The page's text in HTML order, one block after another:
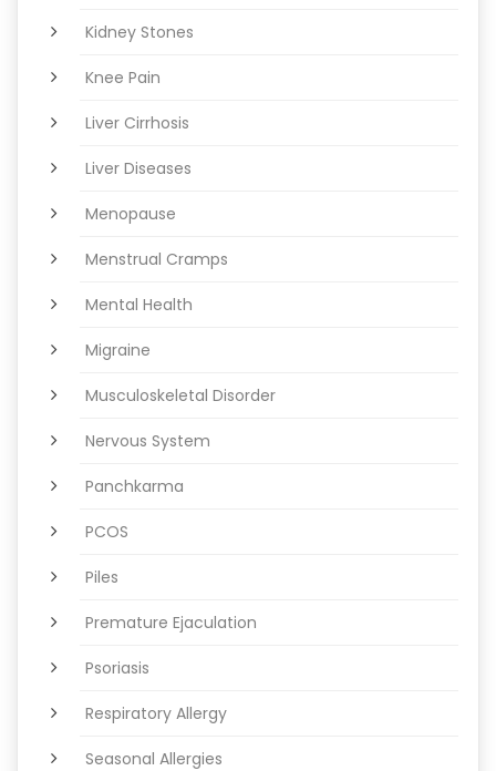
Kidney Stones
Knee Pain
Liver Cirrhosis
Liver Diseases
Menopause
Menstrual Cramps
Mental Health
Migraine
Musculoskeletal Disorder
Nervous System
Panchkarma
PCOS
Piles
Premature Ejaculation
Psoriasis
Respiratory Allergy
Seasonal Allergies